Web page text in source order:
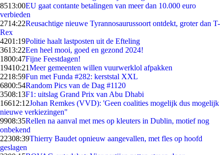
8513:00EU gaat contante betalingen van meer dan 10.000 euro
verbieden
2714:22Reusachtige nieuwe Tyrannosaurussoort ontdekt, groter dan T-
Rex
4201:19Politie haalt lastposten uit de Efteling
3613:22Een heel mooi, goed en gezond 2024!
1800:47Fijne Feestdagen!
19410:21Meer gemeenten willen vuurwerklol afpakken
2218:59Fun met Funda #282: kerststal XXL
6800:54Random Pics van de Dag #1120
3508:13F1: uitslag Grand Prix van Abu Dhabi
16612:12Johan Remkes (VVD): 'Geen coalities mogelijk dus mogelijk
nieuwe verkiezingen"
9908:35Rellen na aanval met mes op kleuters in Dublin, motief nog
onbekend
22308:39Thierry Baudet opnieuw aangevallen, met fles op hoofd
geslagen